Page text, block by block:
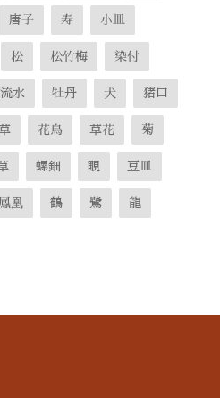
唐子 寿 小皿
松 松竹梅 染付
流水 牡丹 犬 猪口
花鳥 草花 菊
螺鈿 覗 豆皿
鳳凰 鶴 鷺 龍